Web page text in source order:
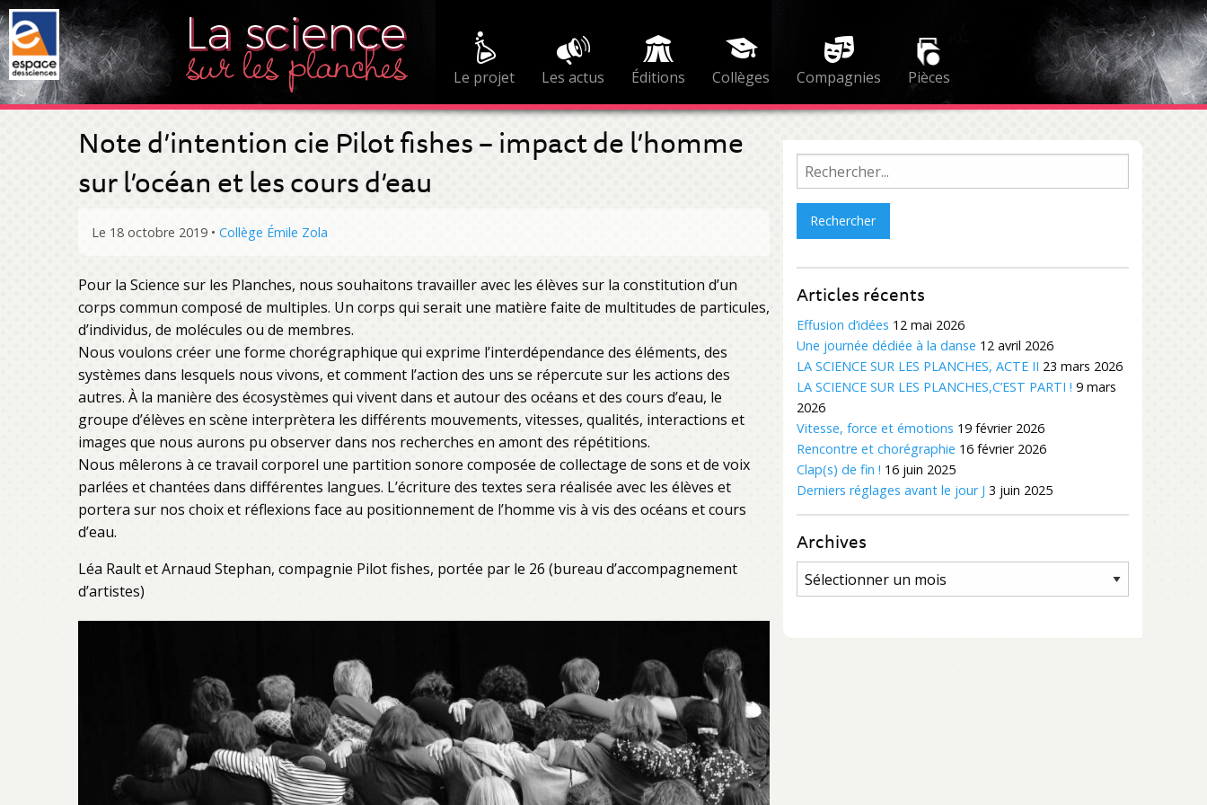
Le projet Les actus Éditions Collèges Compagnies Pièces
Note d’intention cie Pilot fishes – impact de l’homme
sur l’océan et les cours d’eau
Le 18 octobre 2019 • Collège Émile Zola
Pour la Science sur les Planches, nous souhaitons travailler avec les élèves sur la constitution d’un
corps commun composé de multiples. Un corps qui serait une matière faite de multitudes de particules,
d’individus, de molécules ou de membres.
Nous voulons créer une forme chorégraphique qui exprime l’interdépendance des éléments, des
systèmes dans lesquels nous vivons, et comment l’action des uns se répercute sur les actions des
autres. À la manière des écosystèmes qui vivent dans et autour des océans et des cours d’eau, le
groupe d’élèves en scène interprètera les différents mouvements, vitesses, qualités, interactions et
images que nous aurons pu observer dans nos recherches en amont des répétitions.
Nous mêlerons à ce travail corporel une partition sonore composée de collectage de sons et de voix
parlées et chantées dans différentes langues. L’écriture des textes sera réalisée avec les élèves et
portera sur nos choix et réflexions face au positionnement de l’homme vis à vis des océans et cours
d’eau.
Léa Rault et Arnaud Stephan, compagnie Pilot fishes, portée par le 26 (bureau d’accompagnement
d’artistes)
Rechercher :
Articles récents
Effusion d’idées 12 mai 2026
Une journée dédiée à la danse 12 avril 2026
LA SCIENCE SUR LES PLANCHES, ACTE II 23 mars 2026
LA SCIENCE SUR LES PLANCHES,C’EST PARTI ! 9 mars
2026
Vitesse, force et émotions 19 février 2026
Rencontre et chorégraphie 16 février 2026
Clap(s) de fin ! 16 juin 2025
Derniers réglages avant le jour J 3 juin 2025
Archives
Archives